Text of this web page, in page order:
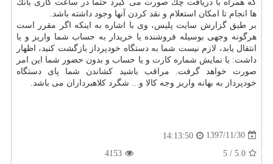
كه همراه با دریافت چك صورت می گیرد حتماً در ساعت كاری بانك
ها انجام تا امكان استعلام و نقد كردن آنها وجود داشته باشد.
بر طبق گزارش سایت پلیس، وی با اشاره به اینكه اگر مقرر است
هرگونه وجهی بوسیله فروشنده یا خریدار به حساب شما واریز و یا
انتقال یابد، لازم نیست شما به دستگاه خودپرداز بازگشت كنید، اظهار
داشت: با نمایش شماره كارت و یا حساب و بدون حضور شما این امر
صورت خواهد گرفت. مراقب باشید كشاندن شما پای دستگاه
خودپرداز به بهانه واریز وجه كالا و... شگرد كلاهبرداران می باشد.
1397/11/30
14:13:50
5.0
/
5
4153